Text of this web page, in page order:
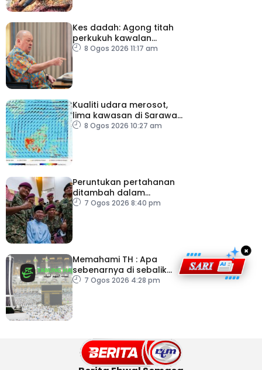
Kes dadah: Agong titah
perkukuh kawalan
lapangan terbang, pintu
8 Ogos 2026 11:17 am
Kualiti udara merosot,
lima kawasan di Sarawak
catat IPU tidak sihat
8 Ogos 2026 10:27 am
Peruntukan pertahanan
ditambah dalam
Belanjawan 2027
7 Ogos 2026 8:40 pm
Memahami TH : Apa
sebenarnya di sebalik
angka
7 Ogos 2026 4:28 pm
×